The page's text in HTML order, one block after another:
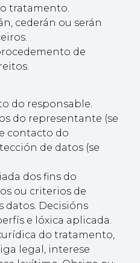
tratamento.
cederán ou serán
de
do responsable.
do representante (se
contacto do
de datos (se
dos fins do
ou criterios de
datos. Decisións
e lóxica aplicada.
do tratamento,
legal, interese